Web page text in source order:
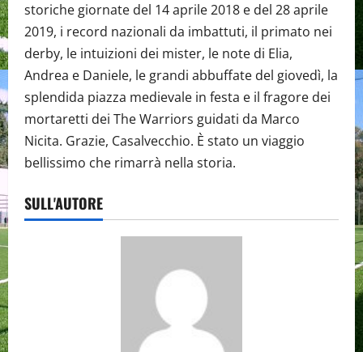
storiche giornate del 14 aprile 2018 e del 28 aprile
2019, i record nazionali da imbattuti, il primato nei
derby, le intuizioni dei mister, le note di Elia,
Andrea e Daniele, le grandi abbuffate del giovedì, la
splendida piazza medievale in festa e il fragore dei
mortaretti dei The Warriors guidati da Marco
Nicita. Grazie, Casalvecchio. È stato un viaggio
bellissimo che rimarrà nella storia.
SULL'AUTORE